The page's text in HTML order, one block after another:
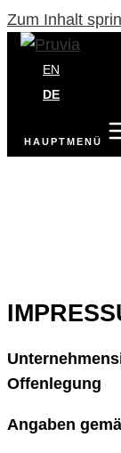
Zum Inhalt
EN
DE
HAUPTMENÜ
Offenlegung
Angaben